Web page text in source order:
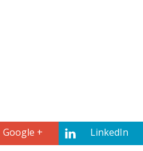
Google + LinkedIn